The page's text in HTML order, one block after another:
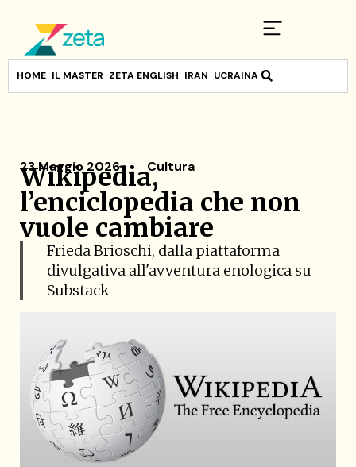
HOME IL MASTER ZETA ENGLISH IRAN UCRAINA
23 Maggio 2026 Cultura
Wikipedia,
l’enciclopedia che non
vuole cambiare
Frieda Brioschi, dalla piattaforma
divulgativa all'avventura enologica su
Substack